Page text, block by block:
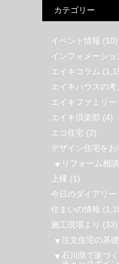
カテゴリー
イベント情報 (10)
インフォメーショ
エイキコラム
エイキハウスの
エイキファミリー
エイキ倶楽部 (4)
エコ住宅 (2)
デザイン住宅をお
リフォーム相
上棟 (1)
今日のダイアリー
住まいの情報
施工現場より (33)
注文住宅の基
石川県で家づ